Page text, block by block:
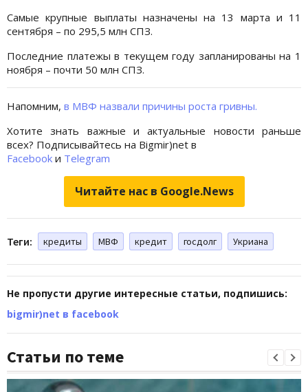
Самые крупные выплаты назначены на 13 марта и 11
сентября – по 295,5 млн СПЗ.
Последние платежы в текущем году запланированы на 1
ноября – почти 50 млн СПЗ.
Напомним, в МВФ назвали причины роста гривны.
Хотите знать важные и актуальные новости раньше
всех? Подписывайтесь на Bigmir)net в
Facebook и Telegram
Читайте нас в Google.News
Теги: кредиты МВФ кредит госдолг Укриана
Не пропусти другие интересные статьи, подпишись:
bigmir)net в facebook
Статьи по теме